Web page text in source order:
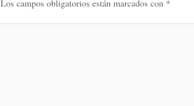
Los campos obligatorios están marcados con *